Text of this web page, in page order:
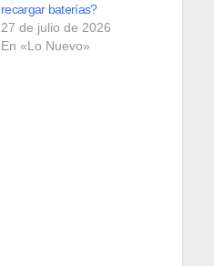
recargar baterías?
27 de julio de 2026
En «Lo Nuevo»